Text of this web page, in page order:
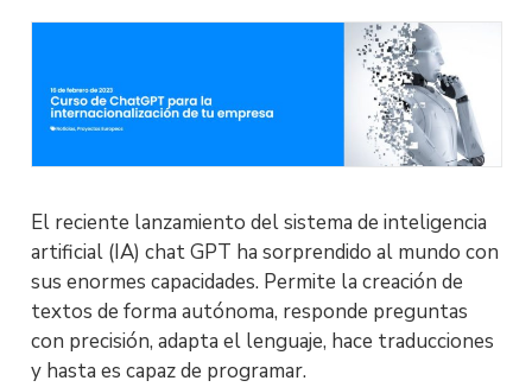
El reciente lanzamiento del sistema de inteligencia
artificial (IA) chat GPT ha sorprendido al mundo con
sus enormes capacidades. Permite la creación de
textos de forma autónoma, responde preguntas
con precisión, adapta el lenguaje, hace traducciones
y hasta es capaz de programar.